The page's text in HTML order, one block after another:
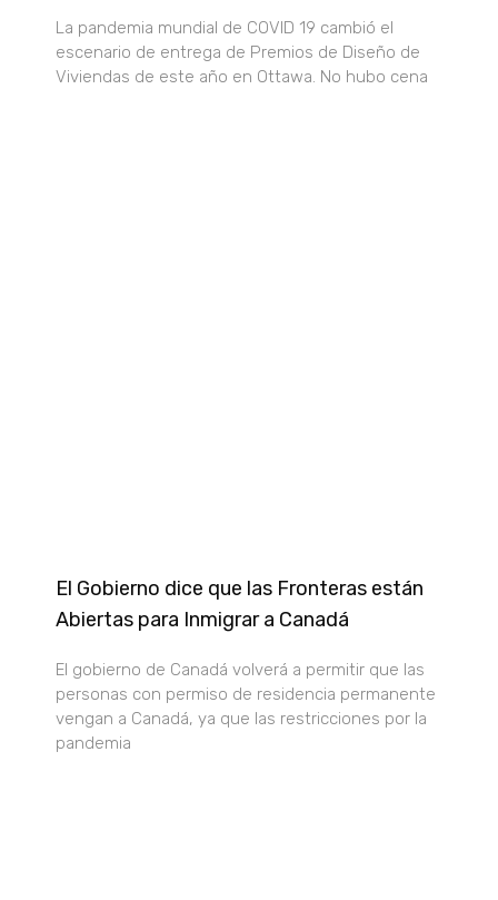
La pandemia mundial de COVID 19 cambió el
escenario de entrega de Premios de Diseño de
Viviendas de este año en Ottawa. No hubo cena
El Gobierno dice que las Fronteras están
Abiertas para Inmigrar a Canadá
El gobierno de Canadá volverá a permitir que las
personas con permiso de residencia permanente
vengan a Canadá, ya que las restricciones por la
pandemia